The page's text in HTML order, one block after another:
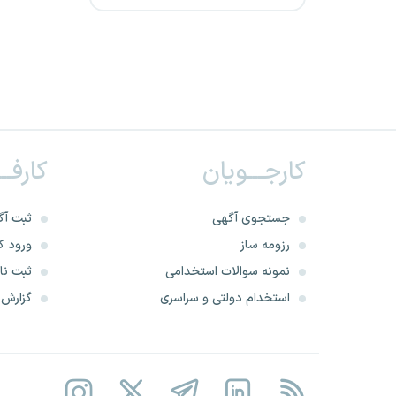
سازمان امور اراضی کشور
شرکت پتروشیمی شیراز
شرکت صنایع پتروشیمی سبلان
کارجـــویان
جستجوی آگهی
رزومه ساز
نمونه سوالات استخدامی
استخدام دولتی و سراسری
ثبت
ورود
ثبت